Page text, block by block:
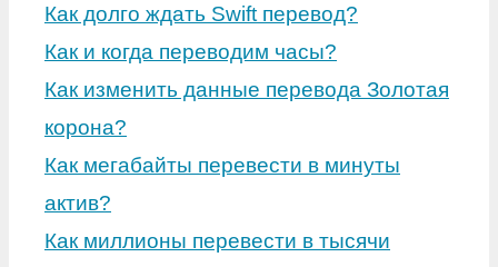
Как долго ждать Swift перевод?
Как и когда переводим часы?
Как изменить данные перевода Золотая
корона?
Как мегабайты перевести в минуты
актив?
Как миллионы перевести в тысячи